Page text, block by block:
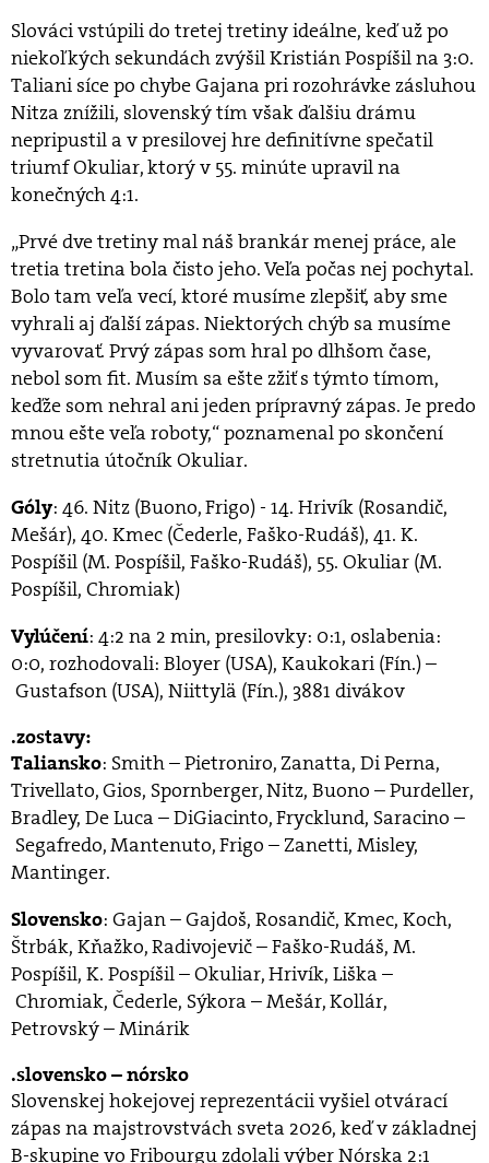
Slováci vstúpili do tretej tretiny ideálne, keď už po
niekoľkých sekundách zvýšil Kristián Pospíšil na 3:0.
Taliani síce po chybe Gajana pri rozohrávke zásluhou
Nitza znížili, slovenský tím však ďalšiu drámu
nepripustil a v presilovej hre definitívne spečatil
triumf Okuliar, ktorý v 55. minúte upravil na
konečných 4:1.
„Prvé dve tretiny mal náš brankár menej práce, ale
tretia tretina bola čisto jeho. Veľa počas nej pochytal.
Bolo tam veľa vecí, ktoré musíme zlepšiť, aby sme
vyhrali aj ďalší zápas. Niektorých chýb sa musíme
vyvarovať. Prvý zápas som hral po dlhšom čase,
nebol som fit. Musím sa ešte zžiť s týmto tímom,
keďže som nehral ani jeden prípravný zápas. Je predo
mnou ešte veľa roboty,“ poznamenal po skončení
stretnutia útočník Okuliar.
Góly: 46. Nitz (Buono, Frigo) - 14. Hrivík (Rosandič,
Mešár), 40. Kmec (Čederle, Faško-Rudáš), 41. K.
Pospíšil (M. Pospíšil, Faško-Rudáš), 55. Okuliar (M.
Pospíšil, Chromiak)
Vylúčení: 4:2 na 2 min, presilovky: 0:1, oslabenia:
0:0, rozhodovali: Bloyer (USA), Kaukokari (Fín.) –
Gustafson (USA), Niittylä (Fín.), 3881 divákov
zostavy:
Taliansko: Smith – Pietroniro, Zanatta, Di Perna,
Trivellato, Gios, Spornberger, Nitz, Buono – Purdeller,
Bradley, De Luca – DiGiacinto, Frycklund, Saracino –
Segafredo, Mantenuto, Frigo – Zanetti, Misley,
Mantinger.
Slovensko: Gajan – Gajdoš, Rosandič, Kmec, Koch,
Štrbák, Kňažko, Radivojevič – Faško-Rudáš, M.
Pospíšil, K. Pospíšil – Okuliar, Hrivík, Liška –
Chromiak, Čederle, Sýkora – Mešár, Kollár,
Petrovský – Minárik
slovensko – nórsko
Slovenskej hokejovej reprezentácii vyšiel otvárací
zápas na majstrovstvách sveta 2026, keď v základnej
B-skupine vo Fribourgu zdolali výber Nórska 2:1